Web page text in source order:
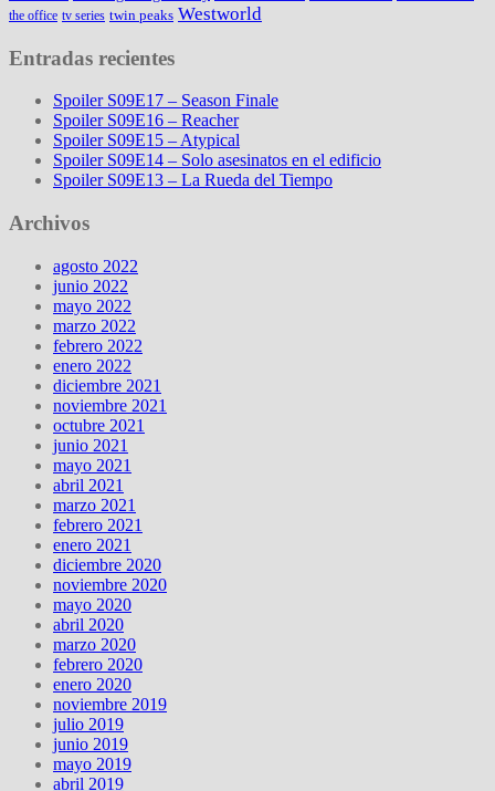
the office tv series twin peaks Westworld
Entradas recientes
Spoiler S09E17 – Season Finale
Spoiler S09E16 – Reacher
Spoiler S09E15 – Atypical
Spoiler S09E14 – Solo asesinatos en el edificio
Spoiler S09E13 – La Rueda del Tiempo
Archivos
agosto 2022
junio 2022
mayo 2022
marzo 2022
febrero 2022
enero 2022
diciembre 2021
noviembre 2021
octubre 2021
junio 2021
mayo 2021
abril 2021
marzo 2021
febrero 2021
enero 2021
diciembre 2020
noviembre 2020
mayo 2020
abril 2020
marzo 2020
febrero 2020
enero 2020
noviembre 2019
julio 2019
junio 2019
mayo 2019
abril 2019